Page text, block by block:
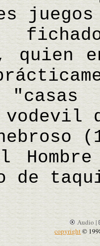
quien
vodevil
de
Audio |
copyright©